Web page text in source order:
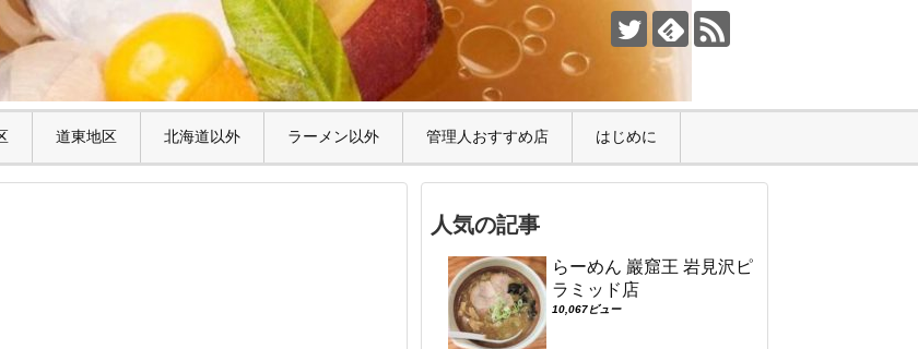
道東地区 北海道以外 ラーメン以外 管理人おすすめ店 はじめに
人気の記事
らーめん 巖窟王 岩見沢ピ
ラミッド店
10,067ビュー